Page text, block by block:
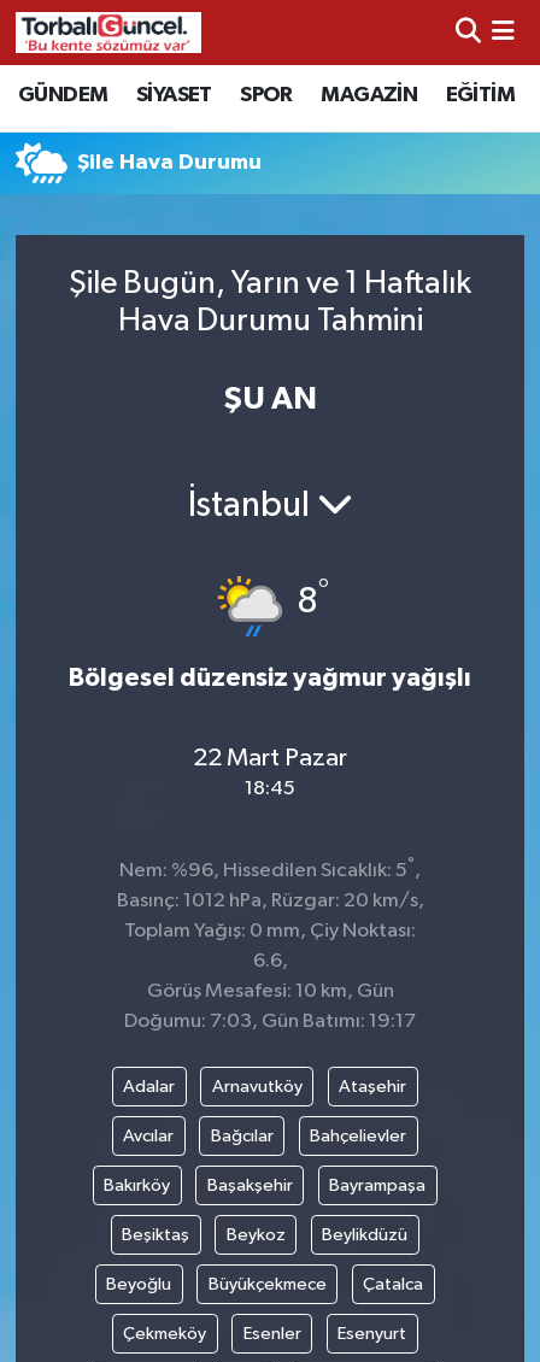
GÜNDEM SİYASET SPOR MAGAZİN EĞİTİM
Şile Hava Durumu
Şile Bugün, Yarın ve 1 Haftalık
Hava Durumu Tahmini
ŞU AN
İstanbul
8°
Bölgesel düzensiz yağmur yağışlı
22 Mart Pazar
18:45
Nem: %96, Hissedilen Sıcaklık: 5° ,
Basınç: 1012 hPa, Rüzgar: 20 km/s,
Toplam Yağış: 0 mm, Çiy Noktası:
6.6,
Görüş Mesafesi: 10 km, Gün
Doğumu: 7:03, Gün Batımı: 19:17
Adalar Arnavutköy Ataşehir
Avcılar Bağcılar Bahçelievler
Bakırköy Başakşehir Bayrampaşa
Beşiktaş Beykoz Beylikdüzü
Beyoğlu Büyükçekmece Çatalca
Çekmeköy Esenler Esenyurt
İzmir Nöbetçi Eczaneler
İzmir Hava Durumu
İzmir Trafik Yoğunluk Haritası
Süper Lig Puan Durumu ve Fikstür